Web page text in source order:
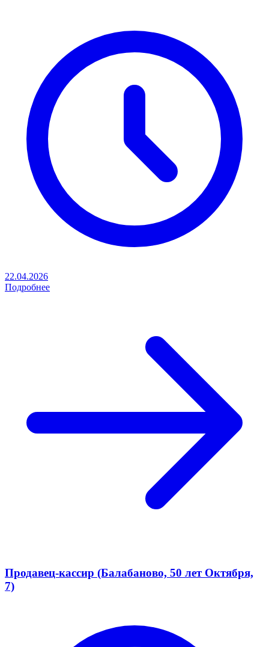
22.04.2026
Подробнее
Продавец-кассир (Балабаново, 50 лет Октября,
7)